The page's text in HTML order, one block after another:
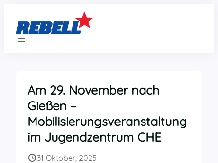
springen
Am 29. November nach
Gießen –
Mobilisierungsveranstaltung
im Jugendzentrum CHE
31 Oktober, 2025